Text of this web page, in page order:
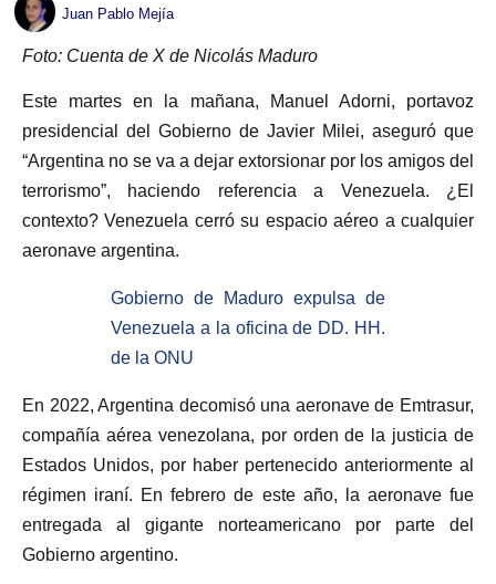
Juan Pablo Mejía
Foto: Cuenta de X de Nicolás Maduro
Este martes en la mañana, Manuel Adorni, portavoz
presidencial del Gobierno de Javier Milei, aseguró que
“Argentina no se va a dejar extorsionar por los amigos del
terrorismo”, haciendo referencia a Venezuela. ¿El
contexto? Venezuela cerró su espacio aéreo a cualquier
aeronave argentina.
Gobierno de Maduro expulsa de
Venezuela a la oficina de DD. HH.
de la ONU
En 2022, Argentina decomisó una aeronave de Emtrasur,
compañía aérea venezolana, por orden de la justicia de
Estados Unidos, por haber pertenecido anteriormente al
régimen iraní. En febrero de este año, la aeronave fue
entregada al gigante norteamericano por parte del
Gobierno argentino.